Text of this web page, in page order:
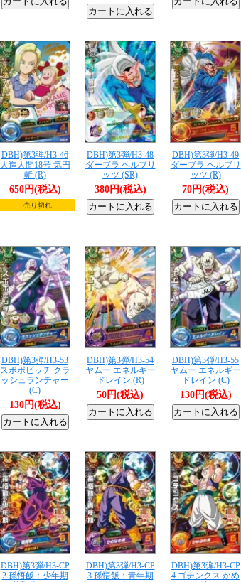
DBH)第3弾/H3-46
人造人間18号 気円
斬 (R)
650円(税込)
売り切れ
DBH)第3弾/H3-48
ダーブラ ヘルブリ
ッツ (SR)
380円(税込)
DBH)第3弾/H3-49
ダーブラ ヘルブリ
ッツ (R)
70円(税込)
DBH)第3弾/H3-53
スポポビッチ クラ
ッシュランチャー
(C)
130円(税込)
DBH)第3弾/H3-54
ヤムー エネルギー
ドレイン (R)
50円(税込)
DBH)第3弾/H3-55
ヤムー エネルギー
ドレイン (C)
130円(税込)
DBH)第3弾/H3-CP
2 孫悟飯：少年期
DBH)第3弾/H3-CP
3 孫悟飯：青年期
DBH)第3弾/H3-CP
4 ゴテンクス かめ